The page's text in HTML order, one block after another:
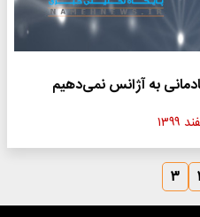
به آژانس نمی‌دهیم
۳